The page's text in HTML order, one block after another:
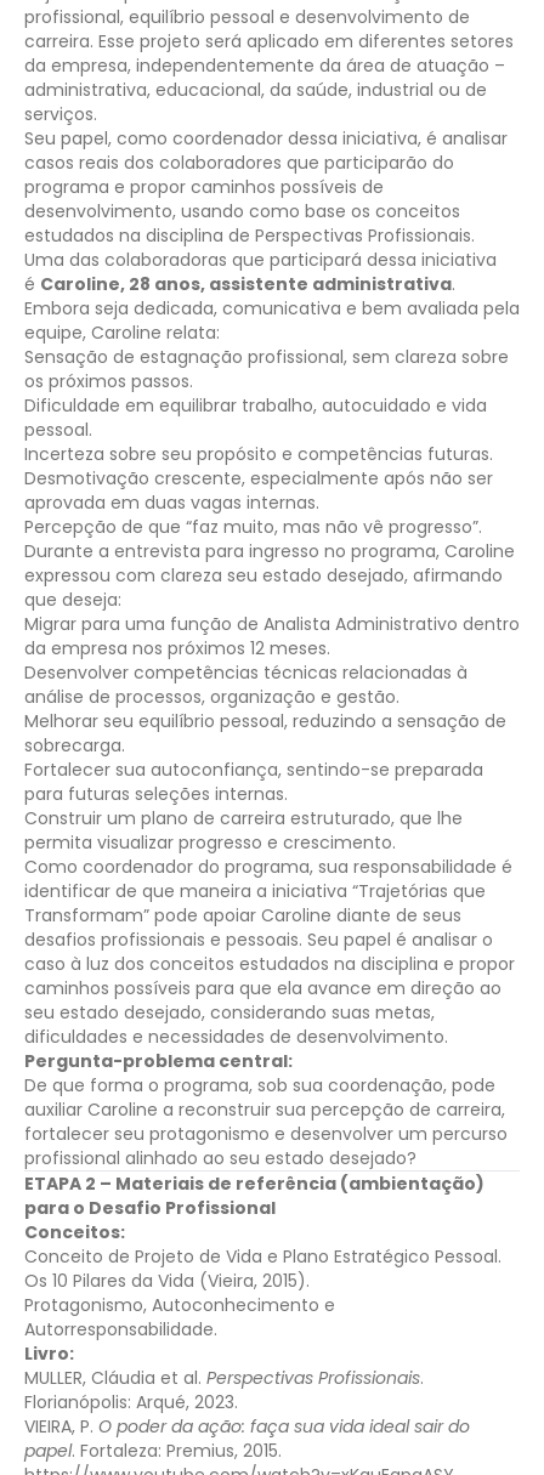
profissional, equilíbrio pessoal e desenvolvimento de
carreira. Esse projeto será aplicado em diferentes setores
da empresa, independentemente da área de atuação –
administrativa, educacional, da saúde, industrial ou de
serviços.
Seu papel, como coordenador dessa iniciativa, é analisar
casos reais dos colaboradores que participarão do
programa e propor caminhos possíveis de
desenvolvimento, usando como base os conceitos
estudados na disciplina de Perspectivas Profissionais.
Uma das colaboradoras que participará dessa iniciativa
é Caroline, 28 anos, assistente administrativa.
Embora seja dedicada, comunicativa e bem avaliada pela
equipe, Caroline relata:
Sensação de estagnação profissional, sem clareza sobre
os próximos passos.
Dificuldade em equilibrar trabalho, autocuidado e vida
pessoal.
Incerteza sobre seu propósito e competências futuras.
Desmotivação crescente, especialmente após não ser
aprovada em duas vagas internas.
Percepção de que “faz muito, mas não vê progresso”.
Durante a entrevista para ingresso no programa, Caroline
expressou com clareza seu estado desejado, afirmando
que deseja:
Migrar para uma função de Analista Administrativo dentro
da empresa nos próximos 12 meses.
Desenvolver competências técnicas relacionadas à
análise de processos, organização e gestão.
Melhorar seu equilíbrio pessoal, reduzindo a sensação de
sobrecarga.
Fortalecer sua autoconfiança, sentindo-se preparada
para futuras seleções internas.
Construir um plano de carreira estruturado, que lhe
permita visualizar progresso e crescimento.
Como coordenador do programa, sua responsabilidade é
identificar de que maneira a iniciativa “Trajetórias que
Transformam” pode apoiar Caroline diante de seus
desafios profissionais e pessoais. Seu papel é analisar o
caso à luz dos conceitos estudados na disciplina e propor
caminhos possíveis para que ela avance em direção ao
seu estado desejado, considerando suas metas,
dificuldades e necessidades de desenvolvimento.
Pergunta-problema central:
De que forma o programa, sob sua coordenação, pode
auxiliar Caroline a reconstruir sua percepção de carreira,
fortalecer seu protagonismo e desenvolver um percurso
profissional alinhado ao seu estado desejado?
ETAPA 2 – Materiais de referência (ambientação)
para o Desafio Profissional
Conceitos:
Conceito de Projeto de Vida e Plano Estratégico Pessoal.
Os 10 Pilares da Vida (Vieira, 2015).
Protagonismo, Autoconhecimento e
Autorresponsabilidade.
Livro:
MULLER, Cláudia et al. Perspectivas Profissionais.
Florianópolis: Arqué, 2023.
VIEIRA, P. O poder da ação: faça sua vida ideal sair do
papel. Fortaleza: Premius, 2015.